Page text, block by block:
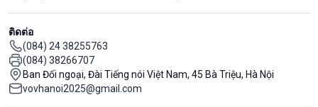
ติดต่อ
(084) 24 38255763
(084) 38266707
Ban Đối ngoại, Đài Tiếng nói Việt Nam, 45 Bà Triệu, Hà Nội
vovhanoi2025@gmail.com